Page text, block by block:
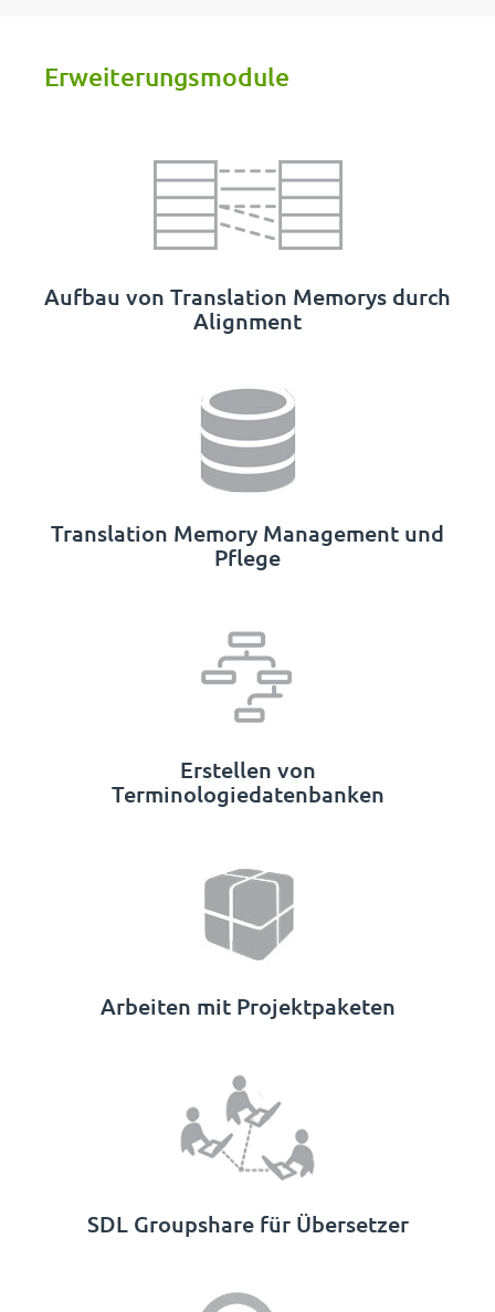
Erweiterungsmodule
Aufbau von Translation Memorys durch
Alignment
Translation Memory Management und
Pflege
Erstellen von
Terminologiedatenbanken
Arbeiten mit Projektpaketen
SDL Groupshare für Übersetzer